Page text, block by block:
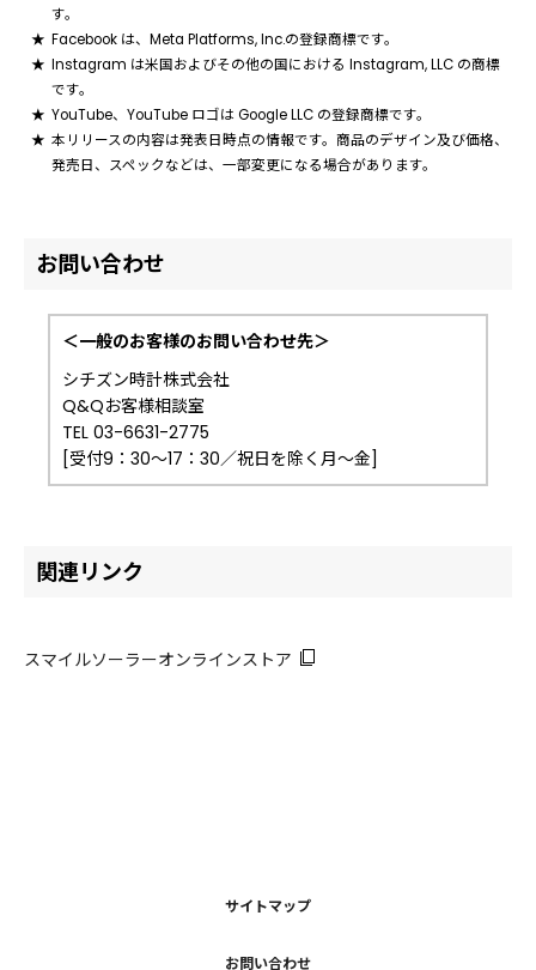
す。
Facebook は、Meta Platforms, Inc.の登録商標です。
Instagram は米国およびその他の国における Instagram, LLC の商標
です。
YouTube、YouTube ロゴは Google LLC の登録商標です。
本リリースの内容は発表日時点の情報です。商品のデザイン及び価格、
発売日、スペックなどは、一部変更になる場合があります。
お問い合わせ
＜一般のお客様のお問い合わせ先＞
シチズン時計株式会社
Q&Qお客様相談室
TEL 03-6631-2775
[受付9：30～17：30／祝日を除く月～金]
関連リンク
スマイルソーラーオンラインストア
サイトマップ
お問い合わせ